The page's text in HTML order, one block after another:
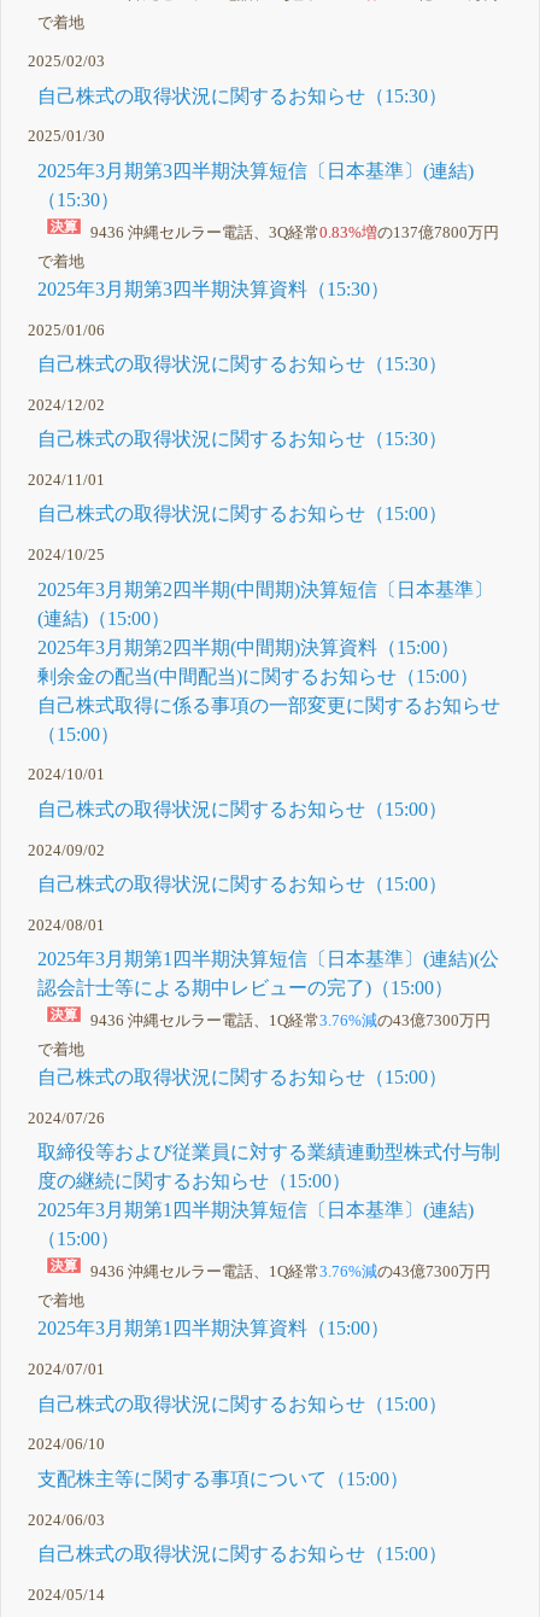
で着地
2025/02/03
自己株式の取得状況に関するお知らせ（15:30）
2025/01/30
2025年3月期第3四半期決算短信〔日本基準〕(連結)
（15:30）
9436 沖縄セルラー電話、3Q経常0.83%増の137億7800万円
で着地
2025年3月期第3四半期決算資料（15:30）
2025/01/06
自己株式の取得状況に関するお知らせ（15:30）
2024/12/02
自己株式の取得状況に関するお知らせ（15:30）
2024/11/01
自己株式の取得状況に関するお知らせ（15:00）
2024/10/25
2025年3月期第2四半期(中間期)決算短信〔日本基準〕
(連結)（15:00）
2025年3月期第2四半期(中間期)決算資料（15:00）
剰余金の配当(中間配当)に関するお知らせ（15:00）
自己株式取得に係る事項の一部変更に関するお知らせ
（15:00）
2024/10/01
自己株式の取得状況に関するお知らせ（15:00）
2024/09/02
自己株式の取得状況に関するお知らせ（15:00）
2024/08/01
2025年3月期第1四半期決算短信〔日本基準〕(連結)(公
認会計士等による期中レビューの完了)（15:00）
9436 沖縄セルラー電話、1Q経常3.76%減の43億7300万円
で着地
自己株式の取得状況に関するお知らせ（15:00）
2024/07/26
取締役等および従業員に対する業績連動型株式付与制
度の継続に関するお知らせ（15:00）
2025年3月期第1四半期決算短信〔日本基準〕(連結)
（15:00）
9436 沖縄セルラー電話、1Q経常3.76%減の43億7300万円
で着地
2025年3月期第1四半期決算資料（15:00）
2024/07/01
自己株式の取得状況に関するお知らせ（15:00）
2024/06/10
支配株主等に関する事項について（15:00）
2024/06/03
自己株式の取得状況に関するお知らせ（15:00）
2024/05/14